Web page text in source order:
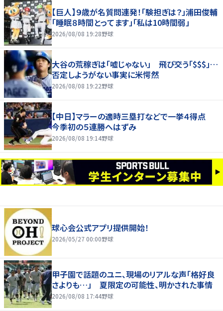
【巨人】９歳が名質問連発！「験担ぎは？」浦田俊輔
「睡眠８時間とってます」「私は10時間弱」
2026/08/08 19:28野球
大谷の荒稼ぎは「嘘じゃない」 飛び交う「$$$」…
否定しようがない事実に米愕然
2026/08/08 19:22野球
【中日】マラーの適時三塁打などで一挙４得点
今季初の５連勝へはずみ
2026/08/08 19:14野球
球心会公式アプリ提供開始！
2026/05/27 00:00野球
甲子園で話題のユニ、現場のリアルな声「格好良
さよりも…」 夏限定の可能性、明かされた事情
2026/08/08 17:44野球